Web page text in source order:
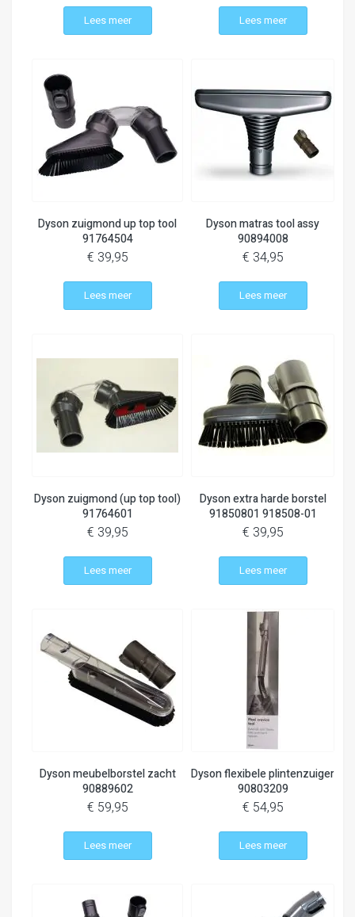
Lees meer Lees meer
Dyson zuigmond up top tool
91764504
€ 39,95
Lees meer
Dyson matras tool assy
90894008
€ 34,95
Lees meer
Dyson zuigmond (up top tool)
91764601
€ 39,95
Lees meer
Dyson extra harde borstel
91850801 918508-01
€ 39,95
Lees meer
Dyson meubelborstel zacht
90889602
€ 59,95
Lees meer
Dyson flexibele plintenzuiger
90803209
€ 54,95
Lees meer